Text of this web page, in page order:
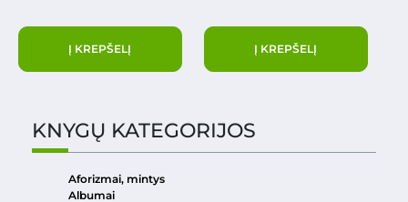
Į KREPŠELĮ Į KREPŠELĮ
KNYGŲ KATEGORIJOS
Aforizmai, mintys
Albumai